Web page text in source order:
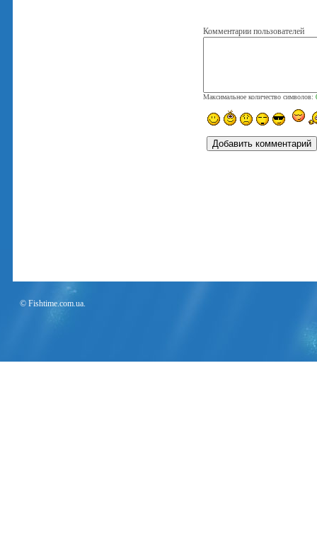
Комментарии пользователей
Максимальное количество символов:
© Fishtime.com.ua.